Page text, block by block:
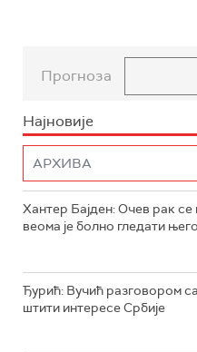
Прогноза
Најновије
Хантер Бајден: Очев рак
веома је болно гледати
Ђурић: Вучић разговором
штити интересе Србије